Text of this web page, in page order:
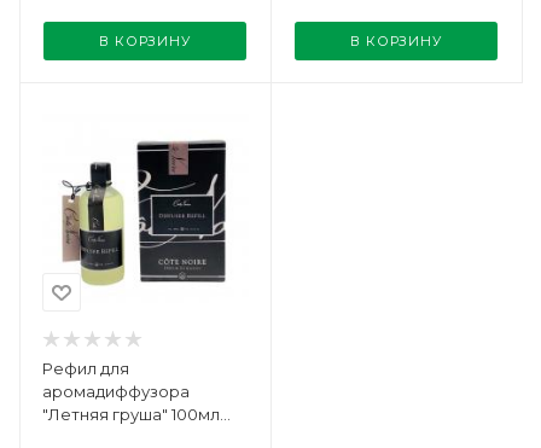
В КОРЗИНУ В КОРЗИНУ
Рефил для
аромадиффузора
"Летняя груша" 100мл